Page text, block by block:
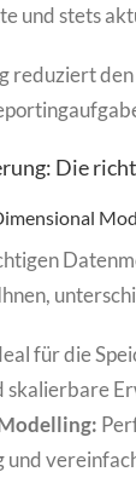
und stets
reduziert den
Die
für die
skalierbare
und